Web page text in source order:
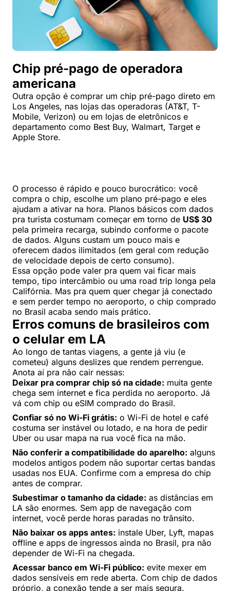
Chip pré-pago de operadora
americana
Outra opção é comprar um chip pré-pago direto em
Los Angeles, nas lojas das operadoras (AT&T, T-
Mobile, Verizon) ou em lojas de eletrônicos e
departamento como Best Buy, Walmart, Target e
Apple Store.
O processo é rápido e pouco burocrático: você
compra o chip, escolhe um plano pré-pago e eles
ajudam a ativar na hora. Planos básicos com dados
pra turista costumam começar em torno de US$ 30
pela primeira recarga, subindo conforme o pacote
de dados. Alguns custam um pouco mais e
oferecem dados ilimitados (em geral com redução
de velocidade depois de certo consumo).
Essa opção pode valer pra quem vai ficar mais
tempo, tipo intercâmbio ou uma road trip longa pela
Califórnia. Mas pra quem quer chegar já conectado
e sem perder tempo no aeroporto, o chip comprado
no Brasil acaba sendo mais prático.
Erros comuns de brasileiros com
o celular em LA
Ao longo de tantas viagens, a gente já viu (e
cometeu) alguns deslizes que rendem perrengue.
Anota aí pra não cair nessas:
Deixar pra comprar chip só na cidade: muita gente
chega sem internet e fica perdida no aeroporto. Já
vá com chip ou eSIM comprado do Brasil.
Confiar só no Wi-Fi grátis: o Wi-Fi de hotel e café
costuma ser instável ou lotado, e na hora de pedir
Uber ou usar mapa na rua você fica na mão.
Não conferir a compatibilidade do aparelho: alguns
modelos antigos podem não suportar certas bandas
usadas nos EUA. Confirme com a empresa do chip
antes de comprar.
Subestimar o tamanho da cidade: as distâncias em
LA são enormes. Sem app de navegação com
internet, você perde horas paradas no trânsito.
Não baixar os apps antes: instale Uber, Lyft, mapas
offline e apps de ingressos ainda no Brasil, pra não
depender de Wi-Fi na chegada.
Acessar banco em Wi-Fi público: evite mexer em
dados sensíveis em rede aberta. Com chip de dados
próprio, a conexão tende a ser mais segura.